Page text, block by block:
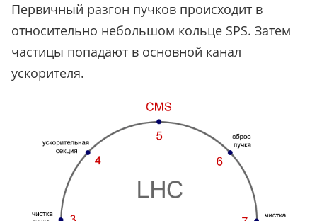
Первичный разгон пучков происходит в
относительно небольшом кольце SPS. Затем
частицы попадают в основной канал
ускорителя.